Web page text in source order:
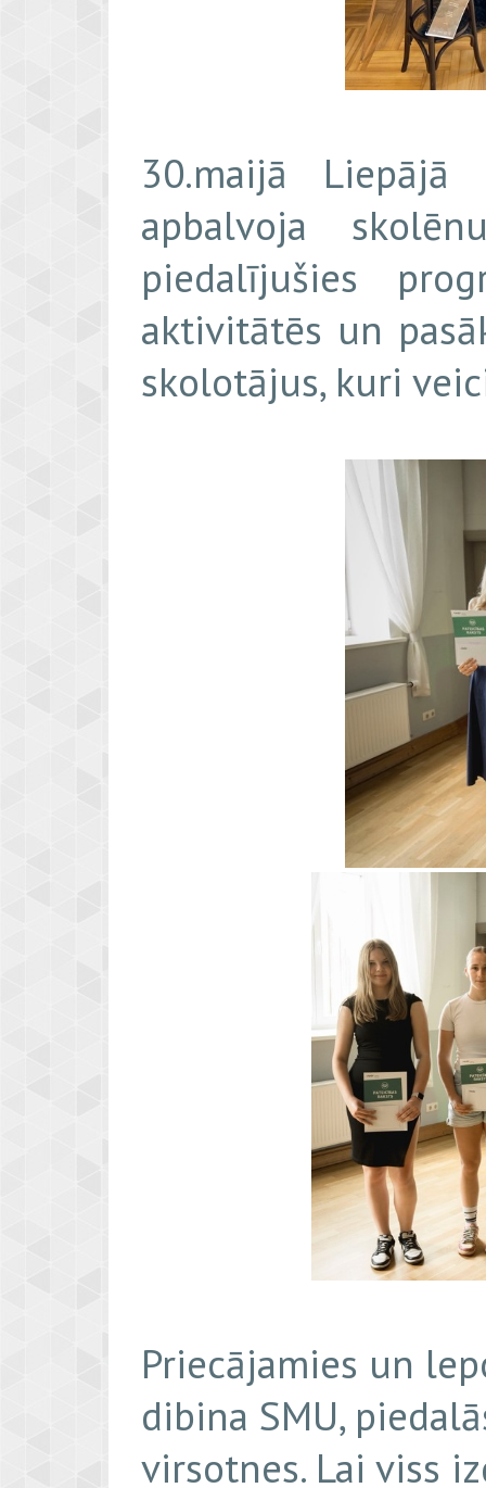
30.maijā
apbalvoja
piedalījušies
aktivitātēs un
skolotājus, kuri
Priecājamies un
dibina SMU,
virsotnes. Lai viss